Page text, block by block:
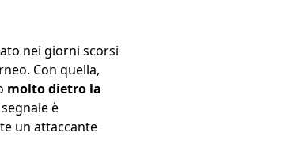
nei giorni scorsi
Con quella,
molto dietro la
è
un attaccante